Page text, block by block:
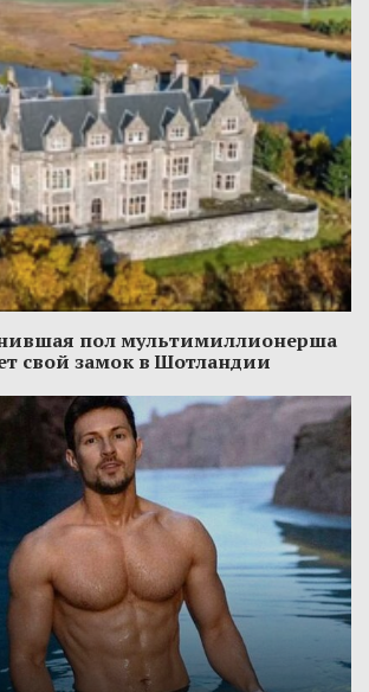
пол мультимиллионерша
свой замок в Шотландии